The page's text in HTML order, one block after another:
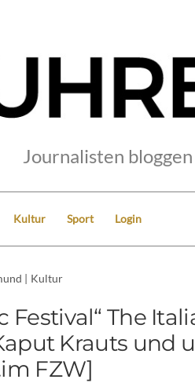
Journalisten
Kultur Sport Login
| Kultur
Festival“ The
Krauts und
FZW]